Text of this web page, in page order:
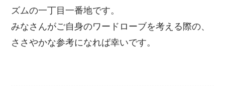
ズムの一丁目一番地です。
みなさんがご自身のワードローブを考える際の、
ささやかな参考になれば幸いです。